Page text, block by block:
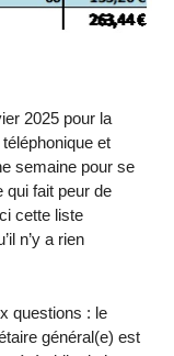
2025 pour la
et
semaine pour se
qui fait peur de
cette liste
n’y a rien
questions : le
général(e) est